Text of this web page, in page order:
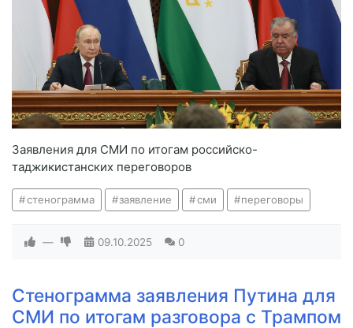
Заявления для СМИ по итогам российско-
таджикистанских переговоров
стенограмма заявление сми переговоры
— 09.10.2025 0
Стенограмма заявления Путина для
СМИ по итогам разговора с Трампом